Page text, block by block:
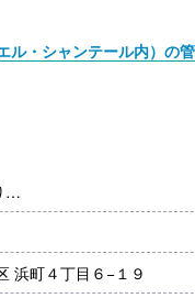
ル・シャンテール内）の
限13,500円/月）
浜町４丁目６−１９